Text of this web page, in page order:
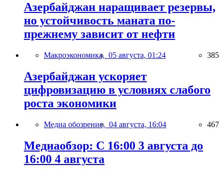
Азербайджан наращивает резервы,
но устойчивость маната по-
прежнему зависит от нефти
Макроэкономика, 05 августа, 01:24 385
Азербайджан ускоряет
цифровизацию в условиях слабого
роста экономики
Медиа обозрение, 04 августа, 16:04 467
Медиаобзор: С 16:00 3 августа до
16:00 4 августа